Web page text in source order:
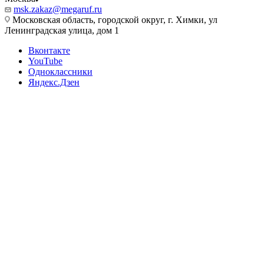
msk.zakaz@megaruf.ru
Московская область, городской округ, г. Химки, ул
Ленинградская улица, дом 1
Вконтакте
YouTube
Одноклассники
Яндекс.Дзен